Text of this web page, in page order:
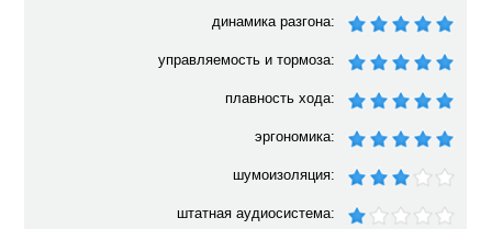
динамика разгона:
управляемость и тормоза:
плавность хода:
эргономика:
шумоизоляция:
штатная аудиосистема: